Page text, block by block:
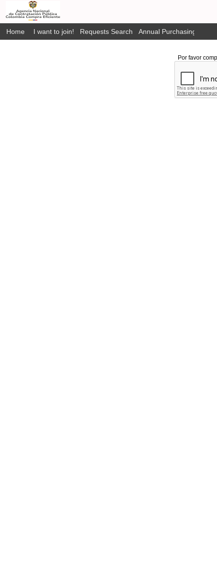
Home I want to join! Requests Search Annual Purchasing Plan
Por favor